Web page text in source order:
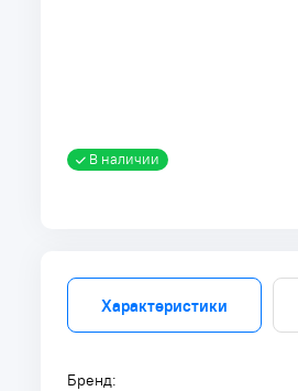
В наличии
Характеристики
Бренд: